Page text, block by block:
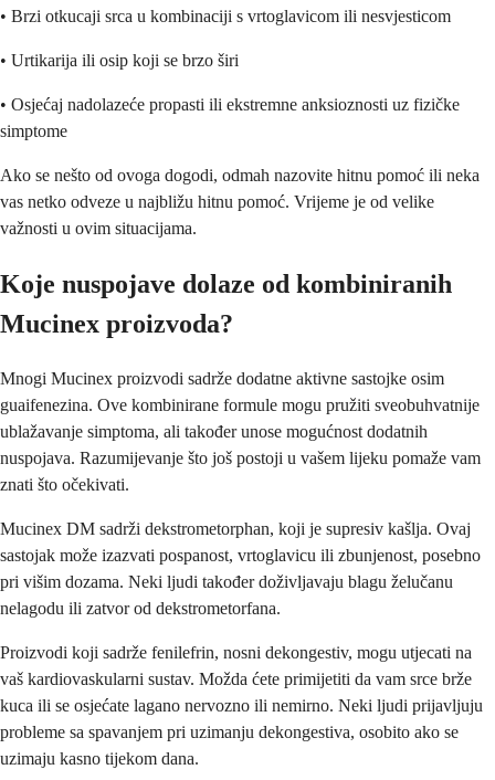
• Brzi otkucaji srca u kombinaciji s vrtoglavicom ili nesvjesticom
• Urtikarija ili osip koji se brzo širi
• Osjećaj nadolazeće propasti ili ekstremne anksioznosti uz fizičke
simptome
Ako se nešto od ovoga dogodi, odmah nazovite hitnu pomoć ili neka
vas netko odveze u najbližu hitnu pomoć. Vrijeme je od velike
važnosti u ovim situacijama.
Koje nuspojave dolaze od kombiniranih
Mucinex proizvoda?
Mnogi Mucinex proizvodi sadrže dodatne aktivne sastojke osim
guaifenezina. Ove kombinirane formule mogu pružiti sveobuhvatnije
ublažavanje simptoma, ali također unose mogućnost dodatnih
nuspojava. Razumijevanje što još postoji u vašem lijeku pomaže vam
znati što očekivati.
Mucinex DM sadrži dekstrometorphan, koji je supresiv kašlja. Ovaj
sastojak može izazvati pospanost, vrtoglavicu ili zbunjenost, posebno
pri višim dozama. Neki ljudi također doživljavaju blagu želučanu
nelagodu ili zatvor od dekstrometorfana.
Proizvodi koji sadrže fenilefrin, nosni dekongestiv, mogu utjecati na
vaš kardiovaskularni sustav. Možda ćete primijetiti da vam srce brže
kuca ili se osjećate lagano nervozno ili nemirno. Neki ljudi prijavljuju
probleme sa spavanjem pri uzimanju dekongestiva, osobito ako se
uzimaju kasno tijekom dana.